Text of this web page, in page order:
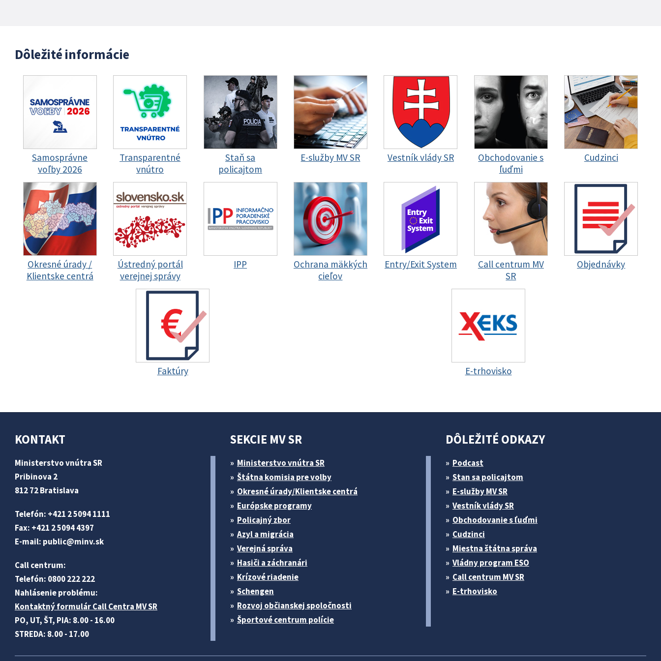
Dôležité informácie
Samosprávne
voľby 2026
Transparentné
vnútro
Staň sa
policajtom
E-služby MV SR Vestník vlády SR
Obchodovanie s
ľuďmi
Cudzinci
Okresné úrady /
Klientske centrá
Ústredný portál
verejnej správy
IPP
Ochrana mäkkých
cieľov
Entry/Exit System
Call centrum MV
SR
Objednávky
Faktúry E-trhovisko
KONTAKT
Ministerstvo vnútra SR
Pribinova 2
812 72 Bratislava
Telefón: +421 2 5094 1111
Fax: +421 2 5094 4397
E-mail: public@minv.sk
Call centrum:
Telefón: 0800 222 222
Nahlásenie problému:
Kontaktný formulár Call Centra MV SR
PO, UT, ŠT, PIA: 8.00 - 16.00
STREDA: 8.00 - 17.00
SEKCIE MV SR
Ministerstvo vnútra SR
Štátna komisia pre volby
Okresné úrady/Klientske centrá
Európske programy
Policajný zbor
Azyl a migrácia
Verejná správa
Hasiči a záchranári
Krízové riadenie
Schengen
Rozvoj občianskej spoločnosti
Športové centrum polície
DÔLEŽITÉ ODKAZY
Podcast
Stan sa policajtom
E-služby MV SR
Vestník vlády SR
Obchodovanie s ľuďmi
Cudzinci
Miestna štátna správa
Vládny program ESO
Call centrum MV SR
E-trhovisko